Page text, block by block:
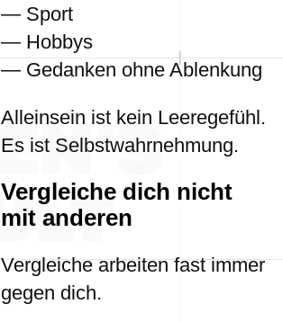
— Sport
— Hobbys
— Gedanken ohne Ablenkung
Alleinsein ist kein Leeregefühl.
Es ist Selbstwahrnehmung.
Vergleiche dich nicht
mit anderen
Vergleiche arbeiten fast immer
gegen dich.